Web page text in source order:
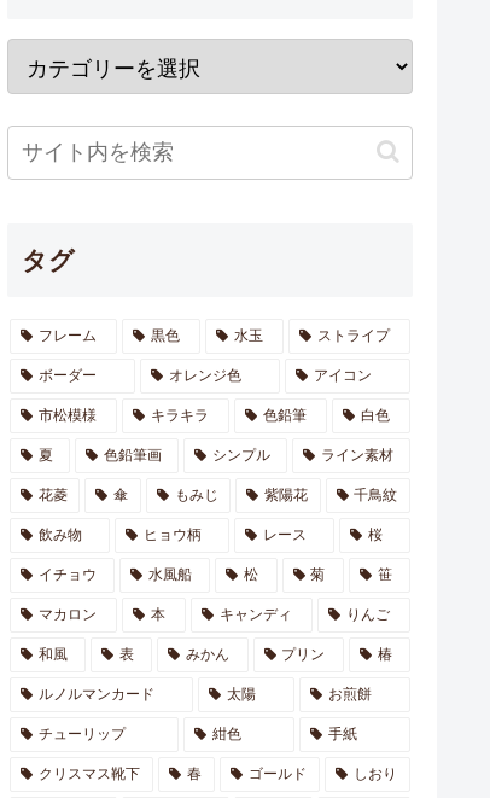
タグ
フレーム 黒色 水玉 ストライプ
ボーダー オレンジ色 アイコン
市松模様 キラキラ 色鉛筆 白色
夏 色鉛筆画 シンプル ライン素材
花菱 傘 もみじ 紫陽花 千鳥紋
飲み物 ヒョウ柄 レース 桜
イチョウ 水風船 松 菊 笹
マカロン 本 キャンディ りんご
和風 表 みかん プリン 椿
ルノルマンカード 太陽 お煎餅
チューリップ 紺色 手紙
クリスマス靴下 春 ゴールド しおり